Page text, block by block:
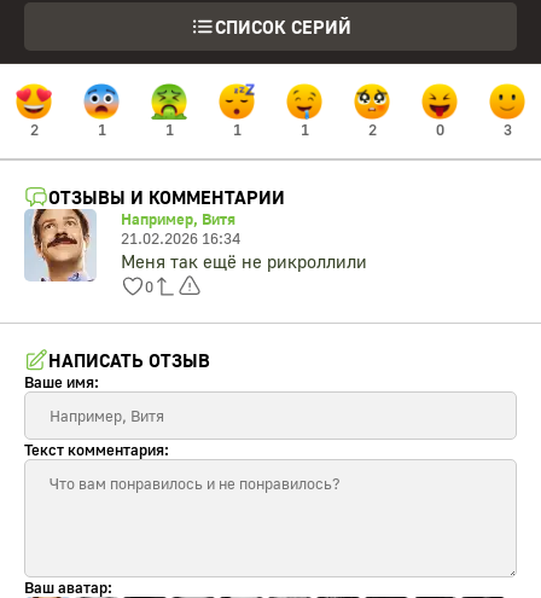
СПИСОК СЕРИЙ
2 1 1 1 1 2 0 3
ОТЗЫВЫ И КОММЕНТАРИИ
Например, Витя
21.02.2026 16:34
Меня так ещё не рикроллили
0
НАПИСАТЬ ОТЗЫВ
Ваше имя:
Текст комментария:
Ваш аватар: